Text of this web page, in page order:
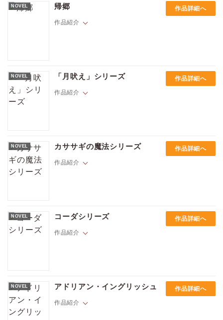
り。一方、2年間海外にいた後、家族のホテル帝国を離れ自分自身のビジ
ネスを始める予定のブライソンは、友人たちと一緒にバーに行き、目の
前の美しいブロンドの男性＝マイケルと出会う。お互い深入りしない気
NOVEL 帰郷
作品紹介
作品詳細へ
じみのミッチと再会した。ミッチはかつてショーンが救いようもないほ
どに恋していた相手。そしてNASAに行く直前に忘れられないキスをした
相手。ショーンはNASAで夢だった仕事に情熱を燃やすか、愛する人の近
くで暮らすかの選択を迫られる――。オーストラリアの田舎町を舞台
NOVEL 「月吠え」シリーズ
作品紹介
作品詳細へ
マッドクリークの正式な保安官助手となってはりきるローマン（ジャー
マンシェパードのクイック）はDEA（麻薬取締局）の会議で、数ヶ月前
の麻薬組織摘発作戦で救出したマットと再会する。マッドクリークに派
遣されたマットとローマンは休日を一緒に過ごし、互いに好感を抱き始
NOVEL カササギの魔法シリーズ
作品紹介
作品詳細へ
った故郷のイギリスへ帰ってきたクレーンは、強烈な自殺願望に襲われ
る。追いつめられた彼は超常的な力に救いを求め、能力者（プラクティ
ショナー）のスティーブン・デイを頼るが、デイにはクレーンの家族を
NOVEL コーダシリーズ
作品紹介
作品詳細へ
営業マン・ジョナサンの携帯はずっと鳴りっぱなしで、お互いの話もろ
くにできずに終わってしまう。なのにコールはジョナサンに興味をそそ
られ、二度目のチャンスが与えられる。デートを重ねるなかで、ジョナ
サンは複雑で秘密めいたコールの魅力にひかれてゆく――。ゆっくり恋
NOVEL アドリアン・イングリッシュ
作品紹介
作品詳細へ